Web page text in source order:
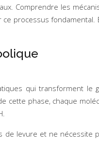
Comprendre les
processus
qui transforment
cette phase, chaque
levure et ne nécessite